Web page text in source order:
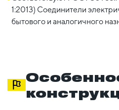
1:2013) Соединители
бытового и аналогичного